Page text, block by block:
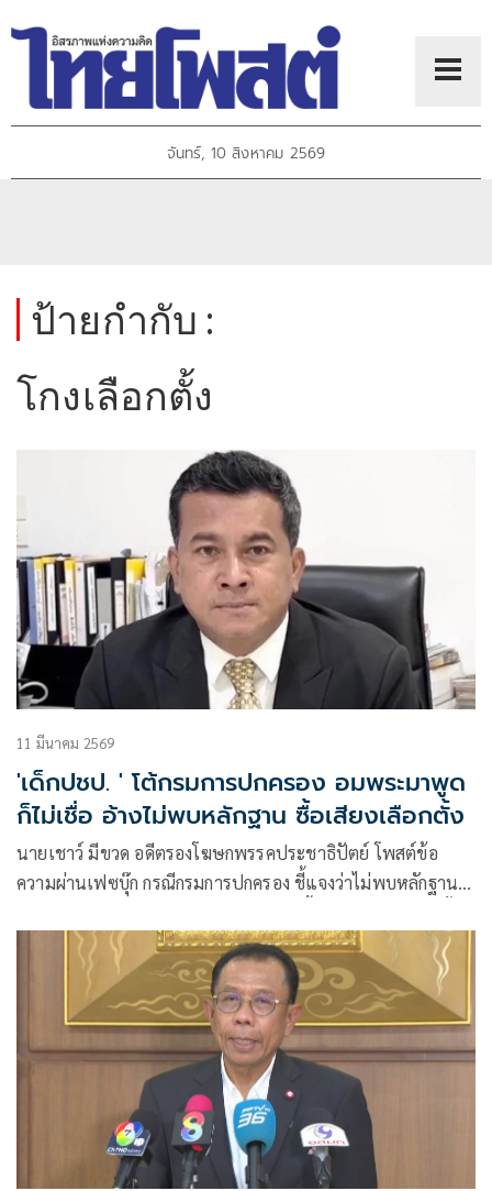
จันทร์, 10 สิงหาคม 2569
ป้ายกำกับ :
โกงเลือกตั้ง
11 มีนาคม 2569
'เด็กปชป. ' โต้กรมการปกครอง อมพระมาพูด
ก็ไม่เชื่อ อ้างไม่พบหลักฐาน ซื้อเสียงเลือกตั้ง
นายเชาว์ มีขวด อดีตรองโฆษกพรรคประชาธิปัตย์ โพสต์ข้อ
ความผ่านเฟซบุ๊ก กรณีกรมการปกครอง ชี้แจงว่าไม่พบหลักฐาน